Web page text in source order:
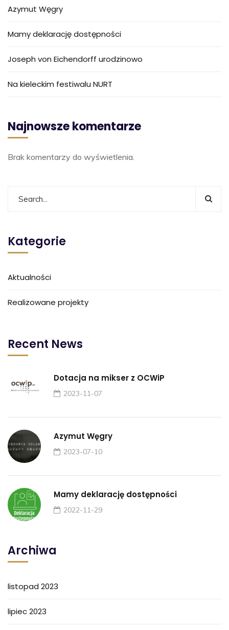
Azymut Węgry
Mamy deklarację dostępności
Joseph von Eichendorff urodzinowo
Na kieleckim festiwalu NURT
Najnowsze komentarze
Brak komentarzy do wyświetlenia.
Kategorie
Aktualności
Realizowane projekty
Recent News
Dotacja na mikser z OCWiP
2023-11-07
Azymut Węgry
2023-07-10
Mamy deklarację dostępności
2022-11-29
Archiwa
listopad 2023
lipiec 2023